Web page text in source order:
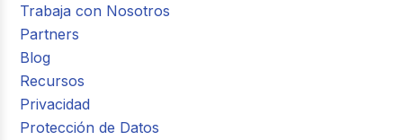
Trabaja con Nosotros
Partners
Blog
Recursos
Privacidad
Protección de Datos